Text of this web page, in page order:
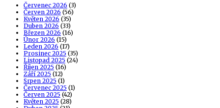
Červenec 2026 (3)
Červen 2026 (56)
Květen 2026 (35)
Duben 2026 (33)
Březen 2026 (16)
Únor 2026 (15)
Leden 2026 (17)
Prosinec 2025 (35)
Listopad 2025 (24)
Říjen 2025 (16)
Září 2025 (12)
Srpen 2025 (1)
Červenec 2025 (1)
Červen 2025 (42)
Květen 2025 (28)